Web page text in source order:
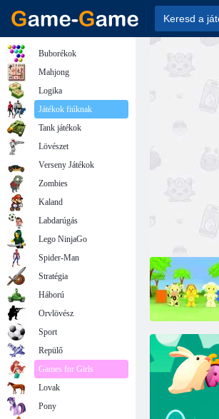
Buborékok
Mahjong
Logika
Játékok fiúknak
Tank játékok
Lövészet
Verseny Játékok
Zombies
Kaland
Labdarúgás
Lego NinjaGo
Spider-Man
Stratégia
Háború
Orvlövész
Sport
Repülő
Games for Girls
Lovak
Pony